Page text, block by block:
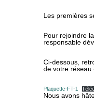
Les premières
Pour rejoindre
responsable
Ci-dessous,
de votre réseau
Plaquette-FT-1
Nous avons